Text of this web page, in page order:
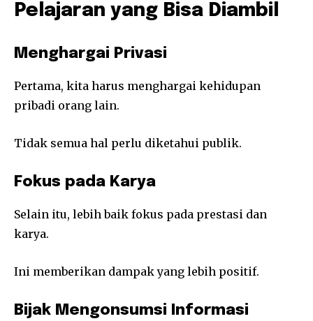
Pelajaran yang Bisa Diambil
Menghargai Privasi
Pertama, kita harus menghargai kehidupan
pribadi orang lain.
Tidak semua hal perlu diketahui publik.
Fokus pada Karya
Selain itu, lebih baik fokus pada prestasi dan
karya.
Ini memberikan dampak yang lebih positif.
Bijak Mengonsumsi Informasi